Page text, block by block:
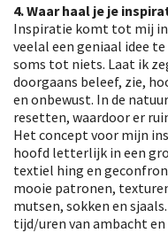
4. Waar haal je je
Inspiratie komt tot mij
veelal een geniaal idee
soms tot niets. Laat ik
doorgaans beleef, zie,
en onbewust. In de
resetten, waardoor er
Het concept voor mijn
hoofd letterlijk in een
textiel hing en
mooie patronen,
mutsen, sokken en
tijd/uren van ambacht en